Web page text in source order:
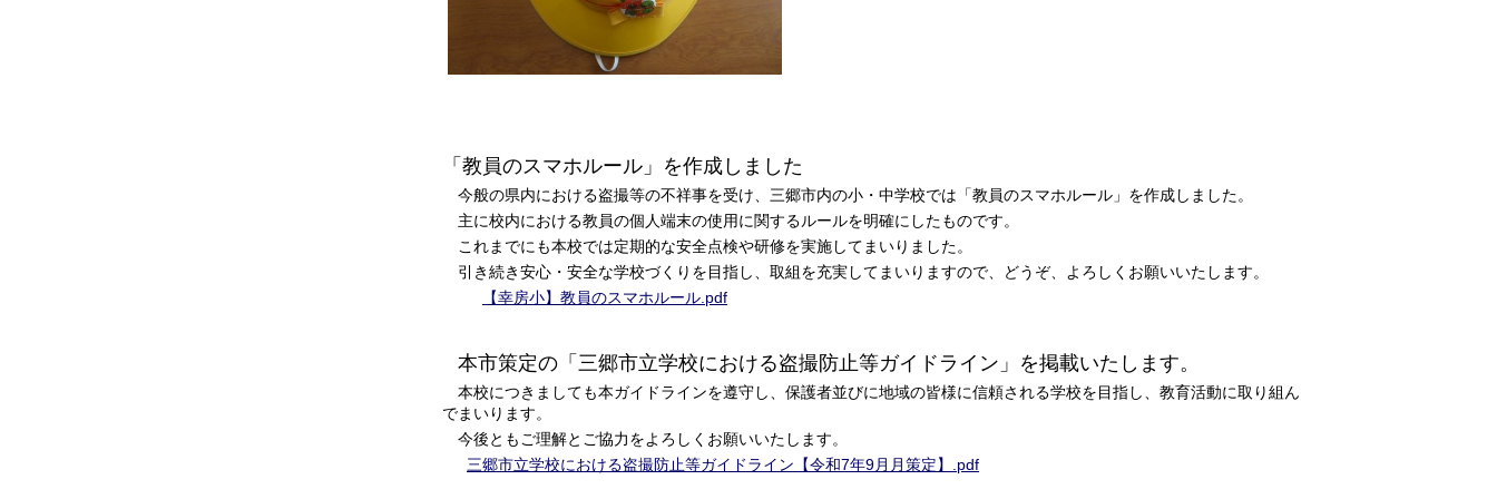
「教員のスマホルール」を作成しました
今般の県内における盗撮等の不祥事を受け、三郷市内の小・中学校では「教員のスマホルール」を作成しました。
主に校内における教員の個人端末の使用に関するルールを明確にしたものです。
これまでにも本校では定期的な安全点検や研修を実施してまいりました。
引き続き安心・安全な学校づくりを目指し、取組を充実してまいりますので、どうぞ、よろしくお願いいたします。
【幸房小】教員のスマホルール.pdf
本市策定の「三郷市立学校における盗撮防止等ガイドライン」を掲載いたします。
本校につきましても本ガイドラインを遵守し、保護者並びに地域の皆様に信頼される学校を目指し、教育活動に取り組ん
でまいります。
今後ともご理解とご協力をよろしくお願いいたします。
三郷市立学校における盗撮防止等ガイドライン【令和7年9月月策定】.pdf